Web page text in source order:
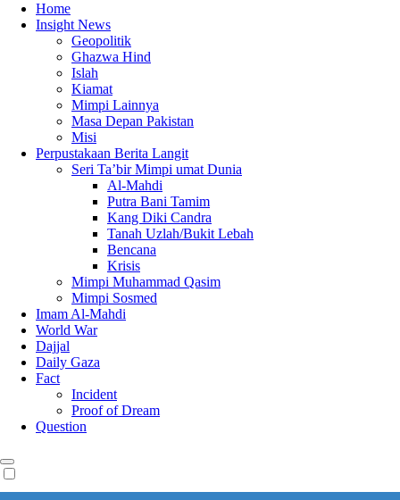
Home
Insight News
Geopolitik
Ghazwa Hind
Islah
Kiamat
Mimpi Lainnya
Masa Depan Pakistan
Misi
Perpustakaan Berita Langit
Seri Ta’bir Mimpi umat Dunia
Al-Mahdi
Putra Bani Tamim
Kang Diki Candra
Tanah Uzlah/Bukit Lebah
Bencana
Krisis
Mimpi Muhammad Qasim
Mimpi Sosmed
Imam Al-Mahdi
World War
Dajjal
Daily Gaza
Fact
Incident
Proof of Dream
Question